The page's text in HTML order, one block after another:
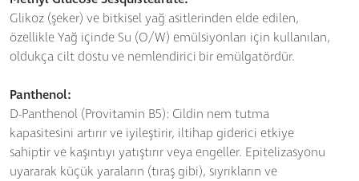
Glikoz (şeker) ve bitkisel yağ asitlerinden elde edilen,
özellikle Yağ içinde Su (O/W) emülsiyonları için kullanılan,
oldukça cilt dostu ve nemlendirici bir emülgatördür.
Panthenol:
D-Panthenol (Provitamin B5): Cildin nem tutma
kapasitesini artırır ve iyileştirir, iltihap giderici etkiye
sahiptir ve kaşıntıyı yatıştırır veya engeller. Epitelizasyonu
uyararak küçük yaraların (tıraş gibi), sıyrıkların ve